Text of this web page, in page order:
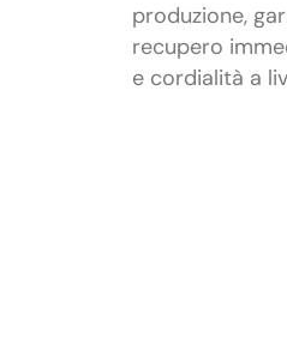
produzione,
recupero
e cordialità a